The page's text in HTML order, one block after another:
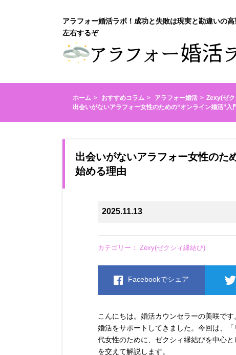
アラフォー婚活ラボ！成功と失敗は現実と勘違いの
左右するぞ
ホーム おすすめコラム アラフォー婚活
Zexy(ゼ
出会いがないアラフォー女性のための“オンライン婚活”入
出会いがないアラフォー女性のた
始める理由
2025.11.13
カテゴリー： Zexy(ゼクシィ縁結び)
Facebookでシェア
こんにちは。婚活カウンセラーの美咲で
婚活をサポートしてきました。今回は、
代女性のために、ゼクシィ縁結びを中心
を交えて解説します。